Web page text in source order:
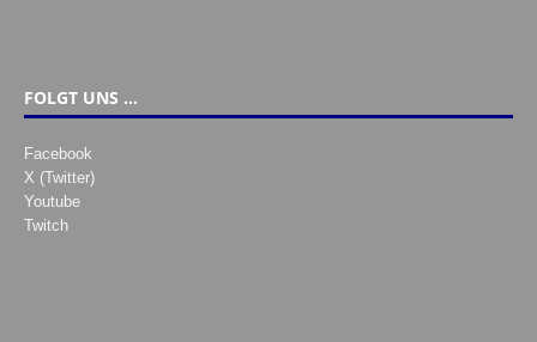
FOLGT UNS …
Facebook
X (Twitter)
Youtube
Twitch